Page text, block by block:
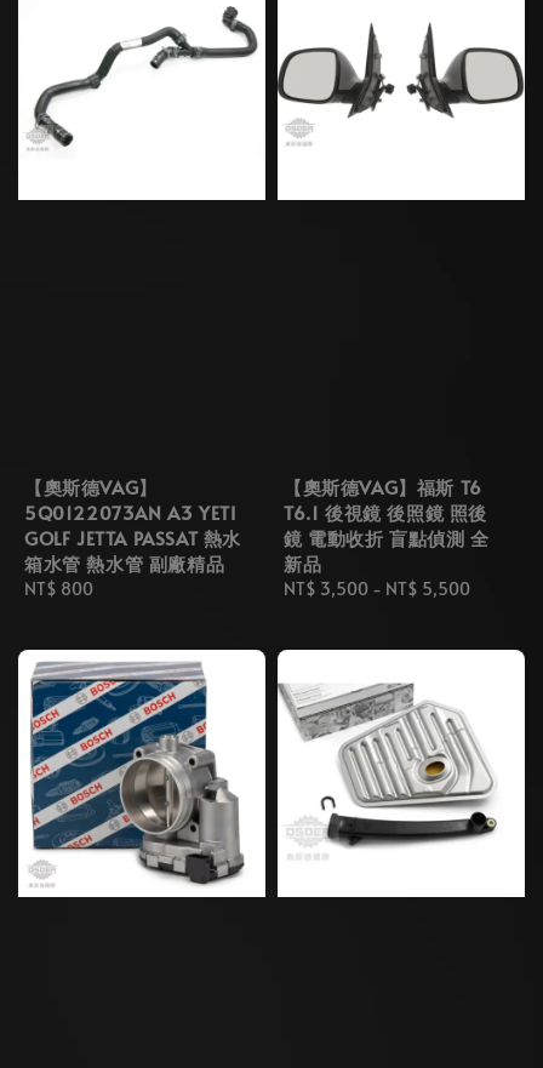
【奧斯德VAG】
5Q0122073AN A3 YETI
GOLF JETTA PASSAT 熱水
箱水管 熱水管 副廠精品
Regular
NT$ 800
【奧斯德VAG】福斯 T6
T6.1 後視鏡 後照鏡 照後
鏡 電動收折 盲點偵測 全
新品
Regular
NT$ 3,500 - NT$ 5,500